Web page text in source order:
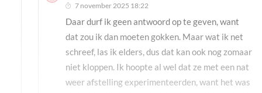
7 november 2025 18:22
Daar durf ik geen antwoord op te geven, want
dat zou ik dan moeten gokken. Maar wat ik net
schreef, las ik elders, dus dat kan ook nog zomaar
niet kloppen. Ik hoopte al wel dat ze met een nat
weer afstelling experimenteerden, want het was